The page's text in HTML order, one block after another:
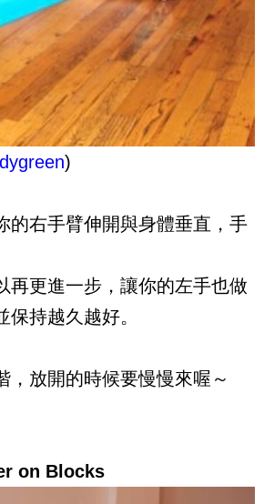
)
的右手臂伸開與身體垂直，手
再更進一步，讓你的左手也做
保持越久越好。
，放開的時候要慢慢來喔～
on Blocks